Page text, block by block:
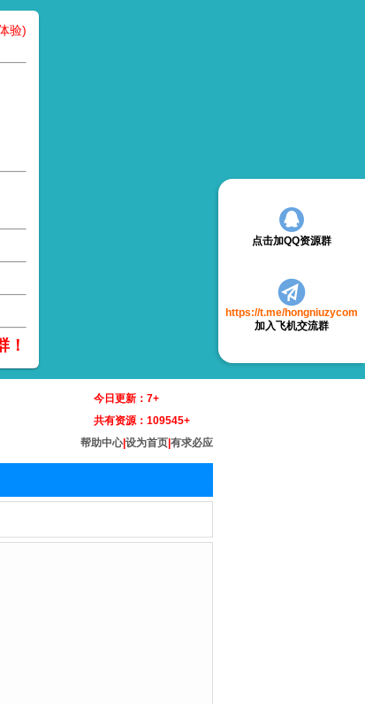
验)
！
今日更新： 7+
共有资源： 109545+
帮助中心 设为首页 有求必应
点击加QQ资源群
https://t.me/hongniuzycom
加入飞机交流群